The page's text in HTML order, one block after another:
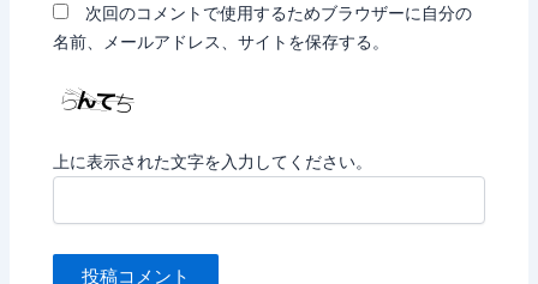
次回のコメントで使用するためブラウザーに自分の
名前、メールアドレス、サイトを保存する。
上に表示された文字を入力してください。